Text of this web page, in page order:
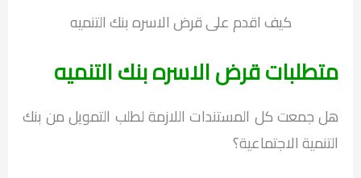
كيف اقدم على قرض الاسره بنك التنميه
متطلبات قرض الاسره بنك التنميه
هل جمعت كل المستندات اللازمة لطلب التمويل من بنك
التنمية الاجتماعية؟